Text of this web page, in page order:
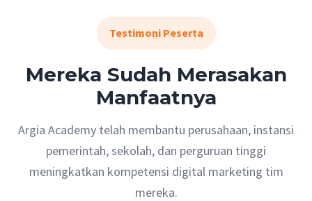
Testimoni Peserta
Mereka Sudah Merasakan
Manfaatnya
Argia Academy telah membantu perusahaan, instansi
pemerintah, sekolah, dan perguruan tinggi
meningkatkan kompetensi digital marketing tim
mereka.